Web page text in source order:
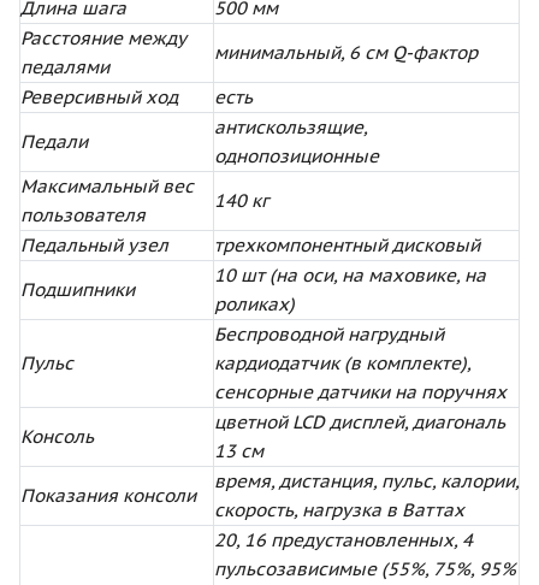
Длина шага
500 мм
Расстояние между
педалями
минимальный, 6 см Q-фактор
Реверсивный ход
есть
Педали
антискользящие,
однопозиционные
Максимальный вес
пользователя
140 кг
Педальный узел
трехкомпонентный дисковый
Подшипники
10 шт (на оси, на маховике, на
роликах)
Пульс
Беспроводной нагрудный
кардиодатчик (в комплекте),
сенсорные датчики на поручнях
Консоль
цветной LCD дисплей, диагональ
13 см
Показания консоли
время, дистанция, пульс, калории,
скорость, нагрузка в Ваттах
20, 16 предустановленных, 4
пульсозависимые (55%, 75%, 95%